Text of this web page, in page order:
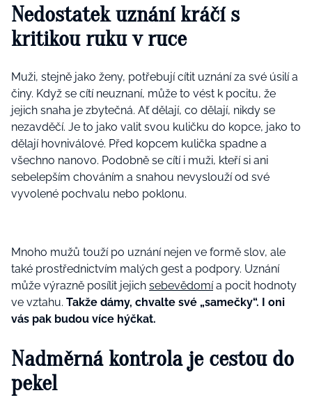
Nedostatek uznáníkráčí s
kritikou ruku v ruce
Muži, stejně jako ženy, potřebují cítit uznání za své úsilí a
činy. Když se cítí neuznaní, může to vést k pocitu, že
jejich snaha je zbytečná. Ať dělají, co dělají, nikdy se
nezavděčí. Je to jako valit svou kuličku do kopce, jako to
dělají hovniválové. Před kopcem kulička spadne a
všechno nanovo. Podobně se cítí i muži, kteří si ani
sebelepším chováním a snahou nevyslouží od své
vyvolené pochvalu nebo poklonu.
Mnoho mužů touží po uznání nejen ve formě slov, ale
také prostřednictvím malých gest a podpory. Uznání
může výrazně posílit jejich sebevědomía pocit hodnoty
ve vztahu. Takže dámy, chvalte své „samečky“. I oni
vás pak budou více hýčkat.
Nadměrná kontrola je cestou do
pekel